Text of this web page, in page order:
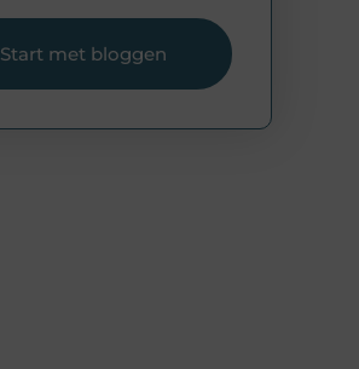
Start met bloggen